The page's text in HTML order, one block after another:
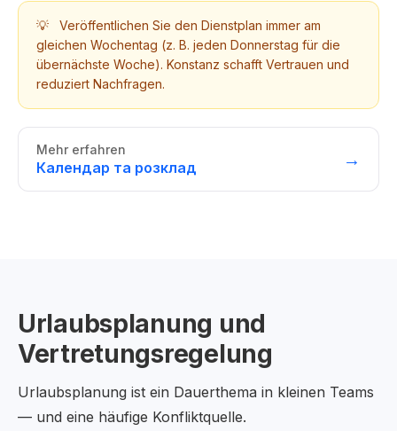
💡
Veröffentlichen Sie den Dienstplan immer am
gleichen Wochentag (z. B. jeden Donnerstag für die
übernächste Woche). Konstanz schafft Vertrauen und
reduziert Nachfragen.
Mehr erfahren
Календар та розклад →
Urlaubsplanung und
Vertretungsregelung
Urlaubsplanung ist ein Dauerthema in kleinen Teams
— und eine häufige Konfliktquelle.